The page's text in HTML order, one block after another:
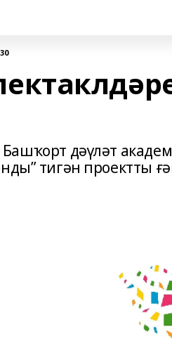
дәүләт
тигән проектты